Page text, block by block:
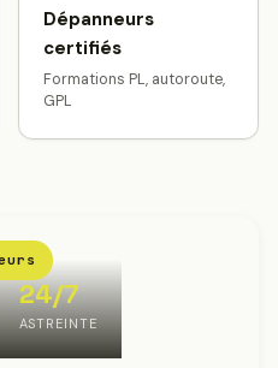
Dépanneurs
certifiés
Formations PL, autoroute,
GPL
24/7
ASTREINTE